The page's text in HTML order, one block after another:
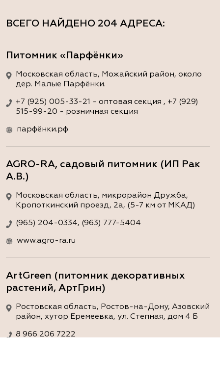
ВСЕГО НАЙДЕНО 204 АДРЕСА:
Питомник «Парфёнки»
Московская область, Можайский район, около
дер. Малые Парфёнки.
+7 (925) 005-33-21 - оптовая секция , +7 (929)
515-99-20 - розничная секция
парфёнки.рф
AGRO-RA, садовый питомник (ИП Рак
А.В.)
Московская область, микрорайон Дружба,
Кропоткинский проезд, 2а, (5-7 км от МКАД)
(965) 204-0334, (963) 777-5404
www.agro-ra.ru
ArtGreen (питомник декоративных
растений, АртГрин)
Ростовская область, Ростов-на-Дону, Азовский
район, хутор Еремеевка, ул. Степная, дом 4 Б
8 966 206 7222